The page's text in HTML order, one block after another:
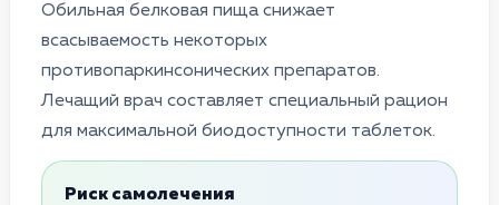
Обильная белковая пища снижает
всасываемость некоторых
противопаркинсонических препаратов.
Лечащий врач составляет специальный рацион
для максимальной биодоступности таблеток.
Риск самолечения